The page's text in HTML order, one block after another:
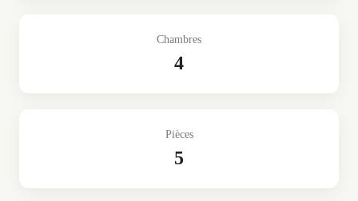
Chambres
4
Pièces
5